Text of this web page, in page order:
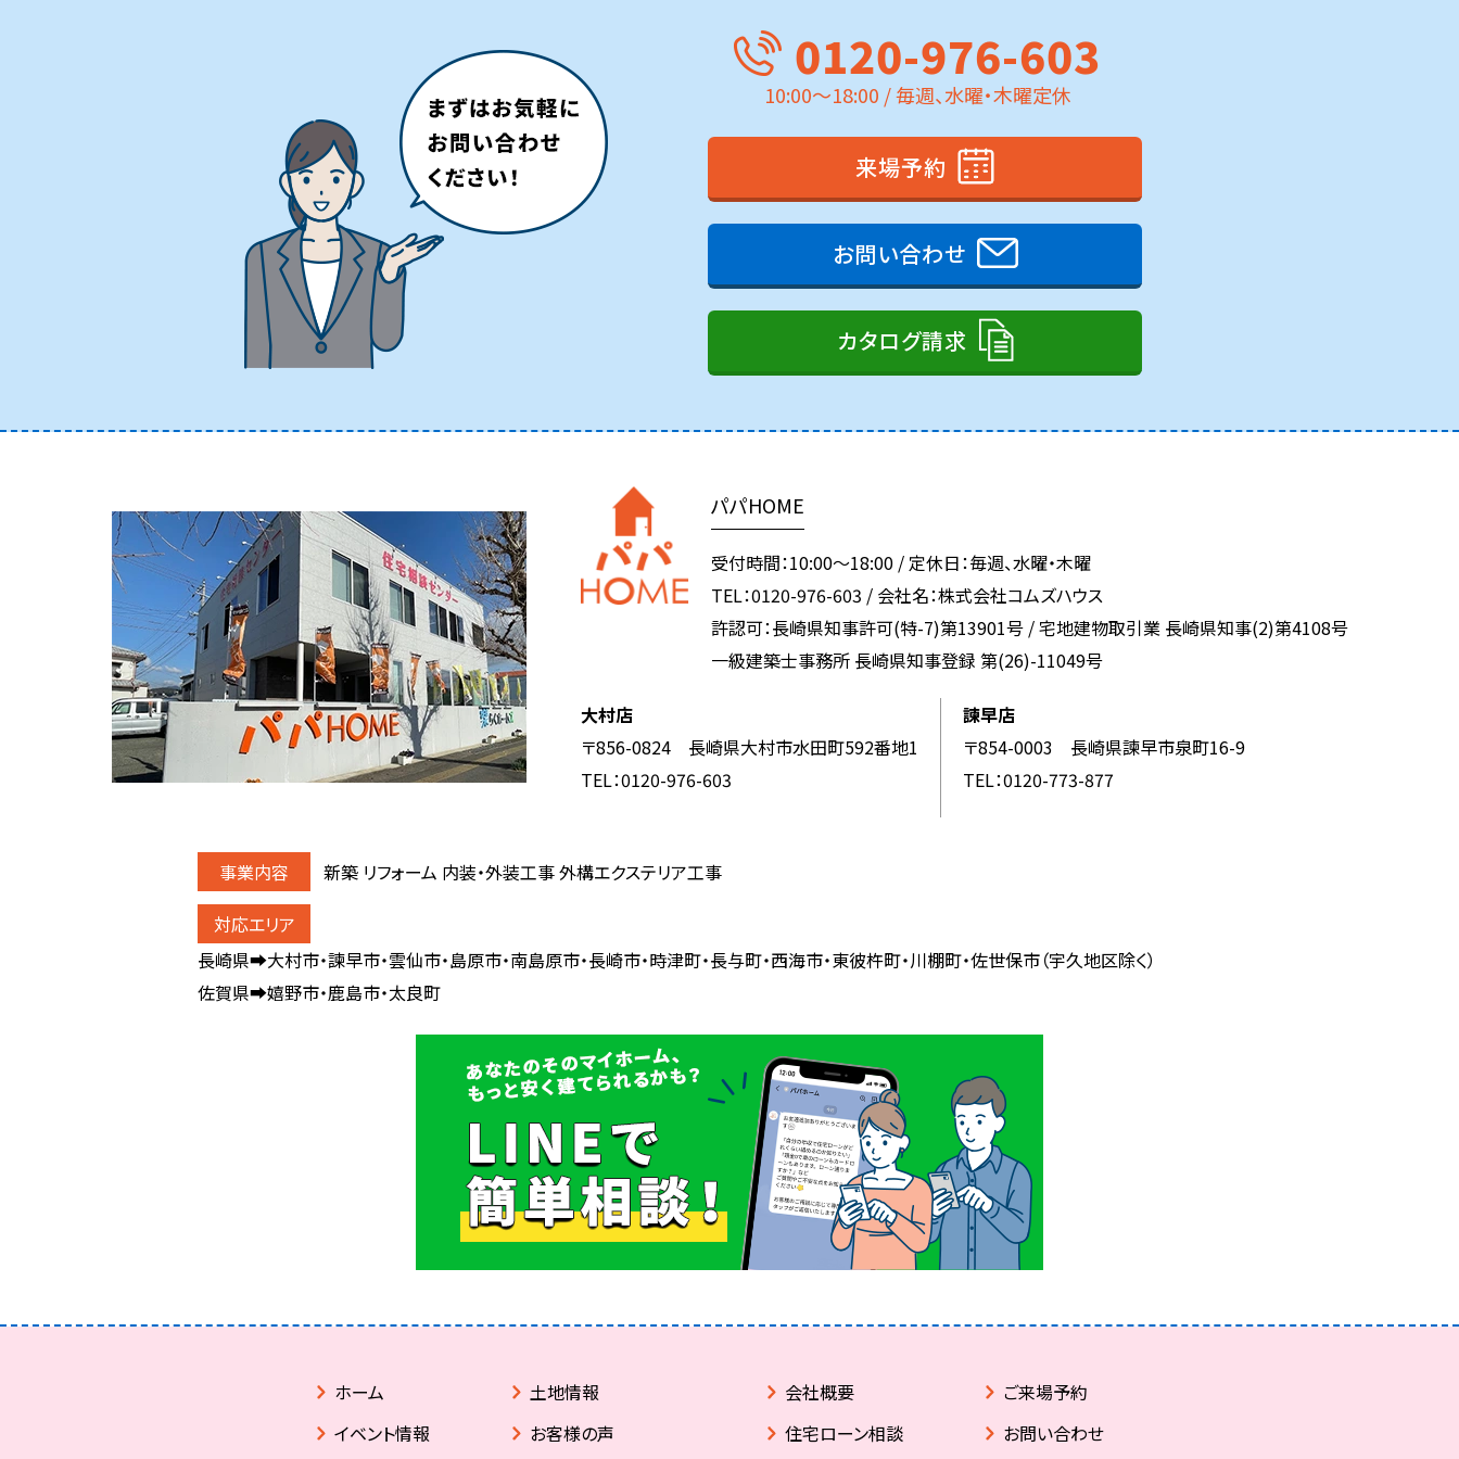
0120-976-603
10:00～18:00 / 毎週、水曜・木曜定休
来場予約
お問い合わせ
カタログ請求
パパHOME
受付時間：10:00～18:00/ 定休日：毎週、水曜・木曜
TEL：0120-976-603 / 会社名：株式会社コムズハウス
許認可：長崎県知事許可(特-7)第13901号/宅地建物取引業 長崎県知事(2)第4108号
一級建築士事務所 長崎県知事登録 第(26)-11049号
大村店
〒856-0824 長崎県大村市水田町592番地1
TEL：0120-976-603
諫早店
〒854-0003 長崎県諫早市泉町16-9
TEL：0120-773-877
新築 リフォーム 内装・外装工事 外構エクステリア工事
長崎県➡大村市・諫早市・雲仙市・島原市・南島原市・長崎市・時津町・長与町・西海市・東彼杵町・川棚町・佐世保市（宇久地区除く）
佐賀県➡嬉野市・鹿島市・太良町
ホーム
イベント情報
土地情報
お客様の声
会社概要
住宅ローン相談
ご来場予約
お問い合わせ